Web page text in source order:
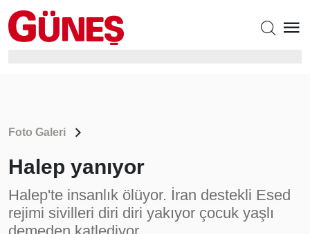
Foto Galeri
Halep yanıyor
Halep'te insanlık ölüyor. İran destekli Esed
rejimi sivilleri diri diri yakıyor çocuk yaşlı